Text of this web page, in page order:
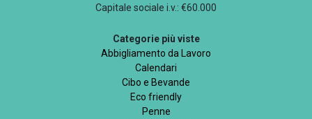
Capitale sociale i.v.: €60.000
Categorie più viste
Abbigliamento da Lavoro
Calendari
Cibo e Bevande
Eco friendly
Penne